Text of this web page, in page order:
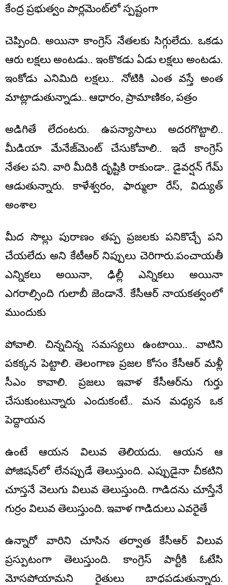
కేంద్ర ప్ర‌భుత్వం పార్ల‌మెంట్‌లో స్ప‌ష్టంగా
చెప్పింది. అయినా కాంగ్రెస్ నేత‌ల‌కు సిగ్గులేదు. ఒక‌డు
ఆరు ల‌క్ష‌లు అంట‌డు.. ఇంకొక‌డు ఏడు ల‌క్ష‌లు అంట‌డు.
ఇంకోడు ఎనిమిది ల‌క్ష‌లు.. నోటికి ఎంత వ‌స్తే అంత
మాట్లాడుతున్నాడు.. ఆధారం, ప్రామాణికం, ప‌త్రం
అడిగితే లేదంట‌రు. ఉప‌న్యాసాలు అద‌ర‌గొట్టాలి..
మీడియా మేనేజ్‌మెంట్ చేసుకోవాలి.. ఇదే కాంగ్రెస్
నేత‌ల ప‌ని. వారి మీదికి దృష్టికి రాకుండా.. డైవ‌ర్ష‌న్ గేమ్
ఆడుతున్నారు. కాళేశ్వ‌రం, ఫార్ములా రేస్, విద్యుత్
అంశాల
మీద సొల్లు పురాణం త‌ప్ప ప్ర‌జ‌ల‌కు ప‌నికొచ్చే ప‌ని
చేయ‌లేదు అని కేటీఆర్ నిప్పులు చెరిగారు.పంచాయ‌తీ
ఎన్నిక‌లు అయినా, ఢిల్లీ ఎన్నిక‌లు అయినా
ఎగ‌రాల్సింది గులాబీ జెండానే. కేసీఆర్ నాయ‌క‌త్వంలో
ముందుకు
పోవాలి. చిన్న‌చిన్న స‌మ‌స్య‌లు ఉంటాయి.. వాటిని
ప‌క‌క్క‌న పెట్టాలి. తెలంగాణ ప్ర‌జ‌ల కోసం కేసీఆర్ మ‌ళ్లీ
సీఎం కావాలి. ప్ర‌జ‌లు ఇవాళ కేసీఆర్‌ను గుర్తు
చేసుకుంటున్నారు ఎందుకంటే.. మ‌న మ‌ధ్య‌న ఒక
పెద్దాయ‌న
ఉంటే ఆయ‌న విలువ తెలియ‌దు. ఆయ‌న ఆ
పోజిష‌న్‌లో లేన‌ప్పుడే తెలుస్తుంది. ఎప్పుడైనా చీక‌టిని
చూస్త‌నే వెలుగు విలువ తెలుస్తుంది. గాడిద‌ను చూస్తేనే
గుర్రం విలువ తెలుస్తుంది. ఇవాళ గాడిదులు ఎవ‌రైతే
ఉన్నారో వారిని చూసిన త‌ర్వాత కేసీఆర్ విలువ
ప్ర‌స్పుటంగా తెలుస్తుంది. కాంగ్రెస్ పార్టీకి ఓటేసి
మోస‌పోయామ‌ని రైతులు బాధ‌ప‌డుతున్నారు.